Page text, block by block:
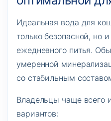
Идеальная вода для
только безопасной, но
ежедневного питья.
умеренной
со стабильным
Владельцы чаще всего
вариантов: